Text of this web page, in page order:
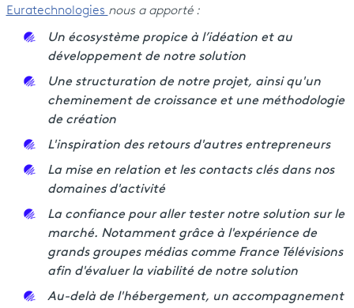
Euratechnologies nous a apporté :
Un écosystème propice à l’idéation et au
développement de notre solution
Une structuration de notre projet, ainsi qu'un
cheminement de croissance et une méthodologie
de création
L'inspiration des retours d'autres entrepreneurs
La mise en relation et les contacts clés dans nos
domaines d'activité
La confiance pour aller tester notre solution sur le
marché. Notamment grâce à l'expérience de
grands groupes médias comme France Télévisions
afin d'évaluer la viabilité de notre solution
Au-delà de l'hébergement, un accompagnement